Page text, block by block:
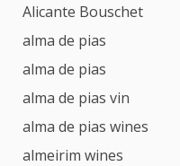
Alicante Bouschet
alma de pias
alma de pias
alma de pias vin
alma de pias wines
almeirim wines